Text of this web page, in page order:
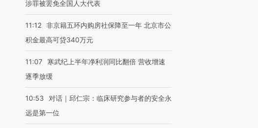
涉罪被罢免全国人大代表
11:12 非京籍五环内购房社保降至一年 北京市公
积金最高可贷340万元
11:07
寒武纪上半年净利润同比翻倍 营收增速
逐季放缓
10:53
对话｜邱仁宗：临床研究参与者的安全永
远是第一位